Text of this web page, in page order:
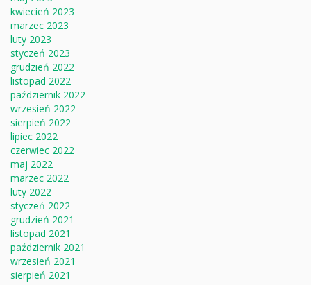
kwiecień 2023
marzec 2023
luty 2023
styczeń 2023
grudzień 2022
listopad 2022
październik 2022
wrzesień 2022
sierpień 2022
lipiec 2022
czerwiec 2022
maj 2022
marzec 2022
luty 2022
styczeń 2022
grudzień 2021
listopad 2021
październik 2021
wrzesień 2021
sierpień 2021